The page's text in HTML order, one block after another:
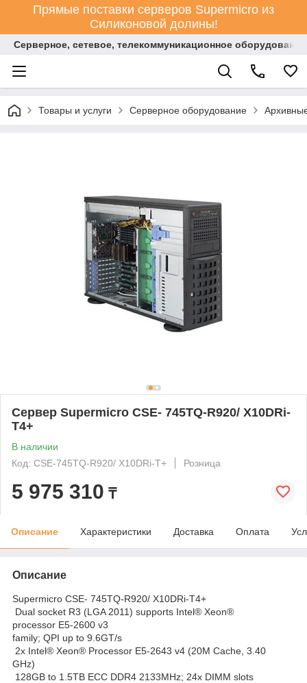
Прямые поставки серверов Supermicro из
Силиконовой долины!
Серверное, сетевое, телекоммуникационное
Товары и услуги Серверное оборудование
Сервер Supermicro CSE- 745TQ-R920/ X10DRi-
T4+
В наличии
Код: CSE-745TQ-R920/ X10DRi-T+
Розница
5 975 310 ₸
Описание Характеристики Доставка Оплата
Описание
Supermicro CSE- 745TQ-R920/ X10DRi-T4+
Dual socket R3 (LGA 2011) supports Intel® Xeon®
processor E5-2600 v3
family; QPI up to 9.6GT/s
2x Intel® Xeon® Processor E5-2643 v4 (20M Cache, 3.40
GHz)
128GB to 1.5TB ECC DDR4 2133MHz; 24x DIMM slots